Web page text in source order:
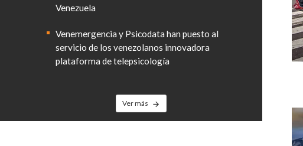
Venezuela
Venemergencia y Psicodata han puesto al
servicio de los venezolanos innovadora
plataforma de telepsicología
Ver más